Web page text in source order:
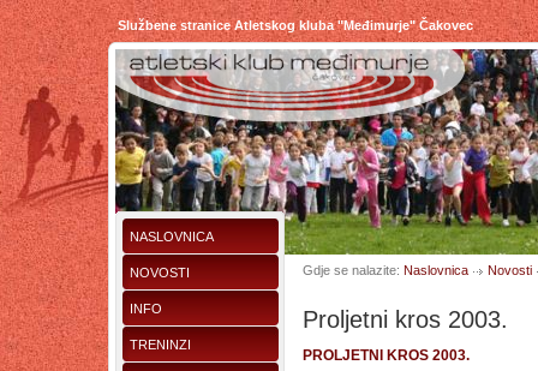
Službene stranice Atletskog kluba "Međimurje" Čakovec
NASLOVNICA
NOVOSTI
INFO
TRENINZI
Gdje se nalazite: Naslovnica Novosti
Proljetni kros 2003.
PROLJETNI KROS 2003.